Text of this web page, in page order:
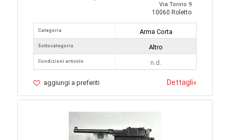
Via Torino 9
10060 Roletto
Categoria
Sottocategoria
Condizioni articolo
Arma Corta
Altro
n.d.
aggiungi a preferiti Dettagli»